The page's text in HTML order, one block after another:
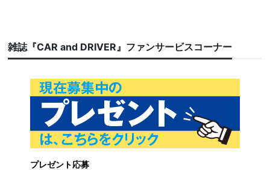
雑誌『CAR and DRIVER』ファンサービスコーナー
プレゼント応募